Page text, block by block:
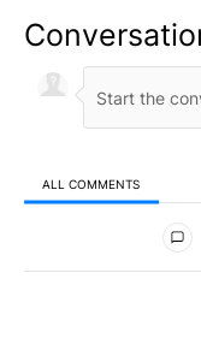
ALL COMMENTS
All Comments